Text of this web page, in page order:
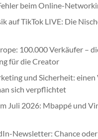
beim Online-
auf TikTok LIVE: Die
100.000 Verkäufer –
für die Creator
und Sicherheit: einen
sich verpflichtet
Juli 2026: Mbappé und
Newsletter: Chance